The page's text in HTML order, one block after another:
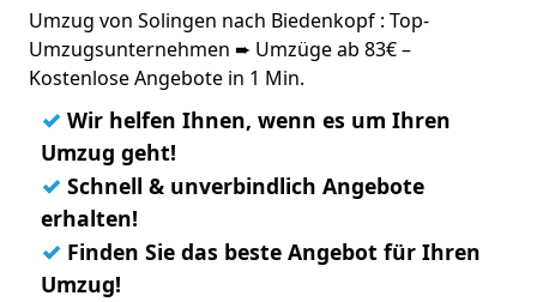
Umzug von Solingen nach Biedenkopf : Top-
Umzugsunternehmen ➨ Umzüge ab 83€ –
Kostenlose Angebote in 1 Min.
✓ Wir helfen Ihnen, wenn es um Ihren
Umzug geht!
✓ Schnell & unverbindlich Angebote
erhalten!
✓ Finden Sie das beste Angebot für Ihren
Umzug!